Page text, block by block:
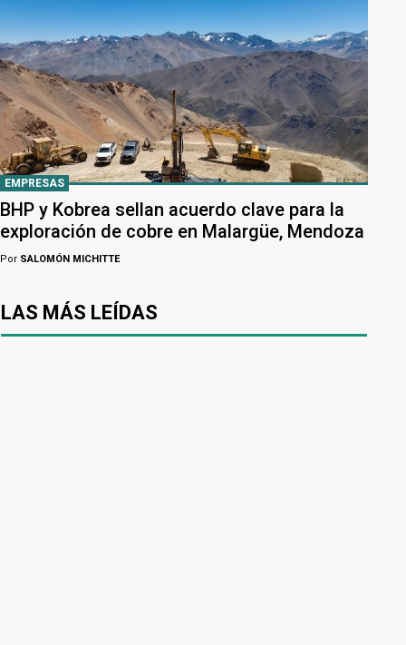
EMPRESAS
BHP y Kobrea sellan acuerdo clave para la
exploración de cobre en Malargüe, Mendoza
Por SALOMÓN MICHITTE
LAS MÁS LEÍDAS